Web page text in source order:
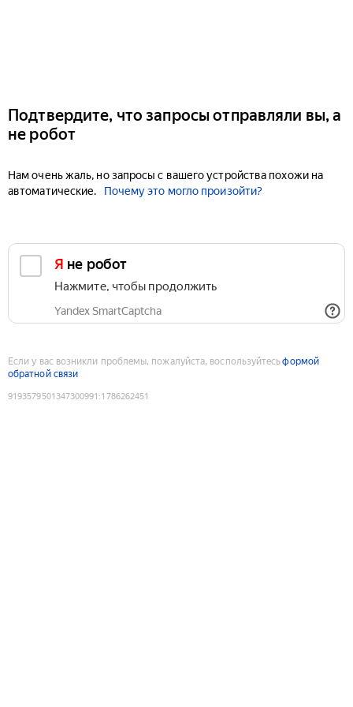
Подтвердите, что запросы отправляли вы, а
не робот
Нам очень жаль, но запросы с вашего устройства похожи на
автоматические.
Почему это могло произойти?
Я не робот
Нажмите, чтобы продолжить
Yandex SmartCaptcha
Если у вас возникли проблемы, пожалуйста, воспользуйтесьформой
обратной связи
9193579501347300991 :1786262451